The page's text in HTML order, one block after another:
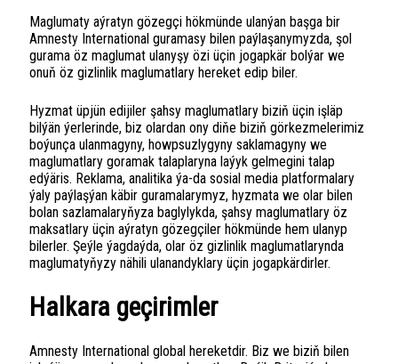
Maglumaty aýratyn gözegçi hökmünde ulanýan başga bir
Amnesty International guramasy bilen paýlaşanymyzda, şol
gurama öz maglumat ulanyşy özi üçin jogapkär bolýar we
onuň öz gizlinlik maglumatlary hereket edip biler.
Hyzmat üpjün edijiler şahsy maglumatlary biziň üçin işläp
bilýän ýerlerinde, biz olardan ony diňe biziň görkezmelerimiz
boýunça ulanmagyny, howpsuzlygyny saklamagyny we
maglumatlary goramak talaplaryna laýyk gelmegini talap
edýäris. Reklama, analitika ýa-da sosial media platformalary
ýaly paýlaşýan käbir guramalarymyz, hyzmata we olar bilen
bolan sazlamalaryňyza baglylykda, şahsy maglumatlary öz
maksatlary üçin aýratyn gözegçiler hökmünde hem ulanyp
bilerler. Şeýle ýagdaýda, olar öz gizlinlik maglumatlarynda
maglumatyňyzy nähili ulanandyklary üçin jogapkärdirler.
Halkara geçirimler
Amnesty International global hereketdir. Biz we biziň bilen